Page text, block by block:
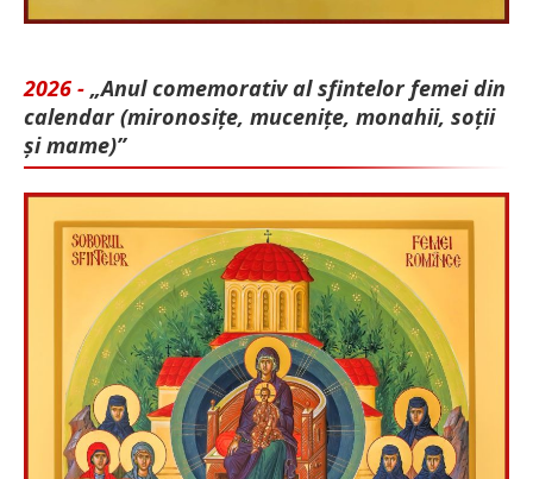
2026 - „Anul comemorativ al sfintelor femei din
calendar (mironosițe, mu­cenițe, monahii, soții
și mame)”